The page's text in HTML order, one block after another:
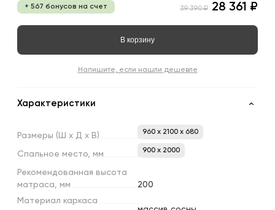
+ 567 бонусов на счет 39 390 ₽ 28 361 ₽
В корзину
Напишите, если нашли дешевле
Характеристики
Размеры (Ш х Д х В) 960 x 2100 x 680
Спальное место, мм 900 х 2000
Рекомендованная высота
матраса, мм
200
Материал каркаса